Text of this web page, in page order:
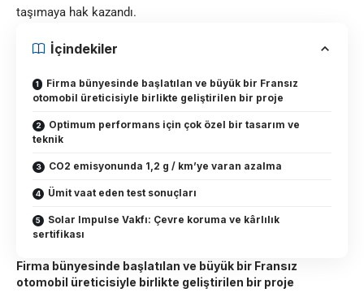
taşımaya hak kazandı.
İçindekiler
Firma bünyesinde başlatılan ve büyük bir Fransız
otomobil üreticisiyle birlikte geliştirilen bir proje
Optimum performans için çok özel bir tasarım ve
teknik
CO2 emisyonunda 1,2 g / km’ye varan azalma
Ümit vaat eden test sonuçları
Solar Impulse Vakfı: Çevre koruma ve kârlılık
sertifikası
Firma bünyesinde başlatılan ve büyük bir Fransız
otomobil üreticisiyle birlikte geliştirilen bir proje